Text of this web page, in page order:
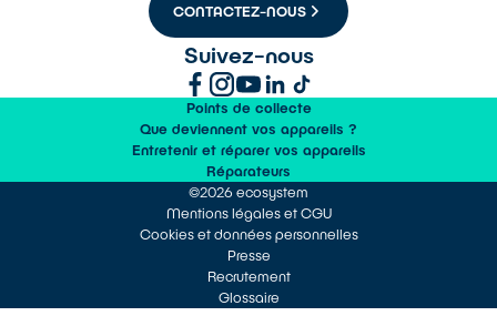
CONTACTEZ-NOUS
Suivez-nous
Points de collecte
Que deviennent vos appareils ?
Entretenir et réparer vos appareils
Réparateurs
©2026 ecosystem
Mentions légales et CGU
Cookies et données personnelles
Presse
Recrutement
Glossaire